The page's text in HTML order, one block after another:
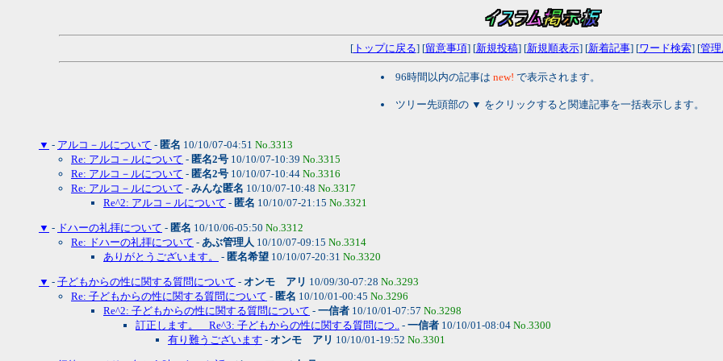
[トップに戻る] [留意事項] [新規投稿] [新規順表示] [新着記事] [ワード検索] [管理
96時間以内の記事は new! で表示されます。
ツリー先頭部の ▼ をクリックすると関連記事を一括表示します。
▼ - アルコ－ルについて - 匿名 10/10/07-04:51 No.3313
Re: アルコ－ルについて - 匿名2号 10/10/07-10:39 No.3315
Re: アルコ－ルについて - 匿名2号 10/10/07-10:44 No.3316
Re: アルコ－ルについて - みんな匿名 10/10/07-10:48 No.3317
Re^2: アルコ－ルについて - 匿名 10/10/07-21:15 No.3321
▼ - ドハーの礼拝について - 匿名 10/10/06-05:50 No.3312
Re: ドハーの礼拝について - あぶ管理人 10/10/07-09:15 No.3314
ありがとうございます。
- 匿名希望 10/10/07-20:31 No.3320
▼ - 子どもからの性に関する質問について - オンモ アリ 10/09/30-07:28 No.3293
Re: 子どもからの性に関する質問について - 匿名 10/10/01-00:45 No.3296
Re^2: 子どもからの性に関する質問について - 一信者 10/10/01-07:57 No.3298
訂正します。 Re^3: 子どもからの性に関する質問につ.. - 一信者 10/10/01-08:04 No.3300
有り難うございます - オンモ アリ 10/10/01-19:52 No.3301